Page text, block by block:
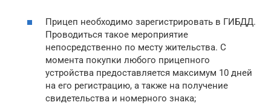
Прицеп необходимо зарегистрировать в ГИБДД.
Проводиться такое мероприятие
непосредственно по месту жительства. С
момента покупки любого прицепного
устройства предоставляется максимум 10 дней
на его регистрацию, а также на получение
свидетельства и номерного знака;